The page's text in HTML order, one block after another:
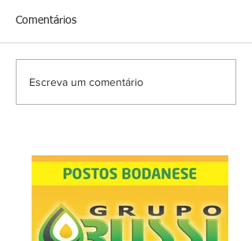
Comentários
Escreva um comentário